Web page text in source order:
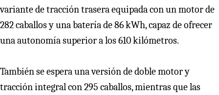
variante de tracción trasera equipada con un motor de
282 caballos y una batería de 86 kWh, capaz de ofrecer
una autonomía superior a los 610 kilómetros.
También se espera una versión de doble motor y
tracción integral con 295 caballos, mientras que las